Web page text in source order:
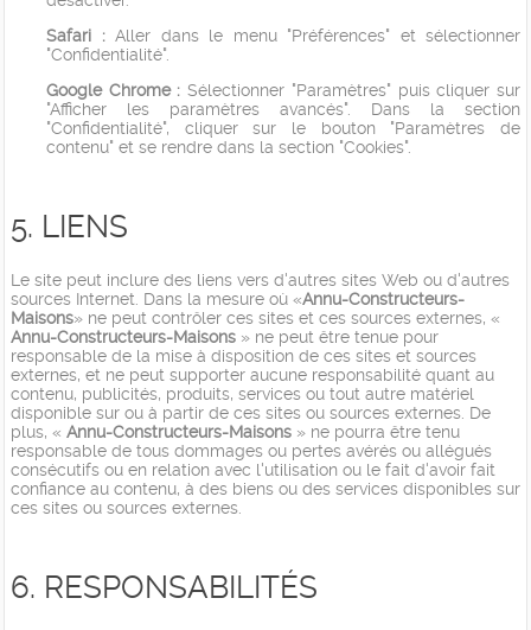
Safari :Aller dans le menu "Préférences" et sélectionner
"Confidentialité".
Google Chrome : Sélectionner "Paramètres" puis cliquer sur
"Afficher les paramètres avancés". Dans la section
"Confidentialité", cliquer sur le bouton "Paramètres de
contenu" et se rendre dans la section "Cookies".
5. LIENS
Le site peut inclure des liens vers d'autres sites Web ou d'autres
sources Internet. Dans la mesure où «Annu-Constructeurs-
Maisons» ne peut contrôler ces sites et ces sources externes, «
Annu-Constructeurs-Maisons » ne peut être tenue pour
responsable de la mise à disposition de ces sites et sources
externes, et ne peut supporter aucune responsabilité quant au
contenu, publicités, produits, services ou tout autre matériel
disponible sur ou à partir de ces sites ou sources externes. De
plus, « Annu-Constructeurs-Maisons » ne pourra être tenu
responsable de tous dommages ou pertes avérés ou allégués
consécutifs ou en relation avec l'utilisation ou le fait d'avoir fait
confiance au contenu, à des biens ou des services disponibles sur
ces sites ou sources externes.
6. RESPONSABILITÉS